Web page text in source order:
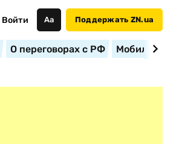
Войти Аа Поддержать ZN.ua
О переговорах с РФ